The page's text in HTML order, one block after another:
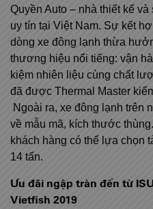
Quyền Auto – nhà thiết kế
uy tín tại Việt Nam. Sự kết
dòng xe đông lạnh thừa
thương hiệu nổi tiếng: vận
kiệm nhiên liệu cùng chất
đã được Thermal Master
Ngoài ra, xe đông lạnh trên
về mẫu mã, kích thước
khách hàng có thể lựa chọn
14 tấn.
Ưu đãi ngập tràn đến từ
Vietfish 2019